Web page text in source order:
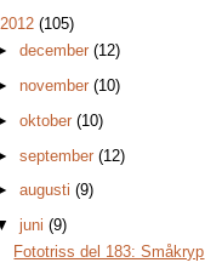
2012 (105)
december (12)
november (10)
oktober (10)
september (12)
augusti (9)
juni (9)
Fototriss del 183: Småkryp